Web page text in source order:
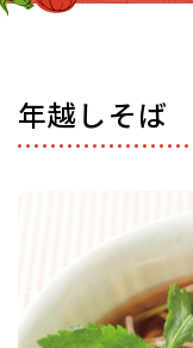
年越しそば